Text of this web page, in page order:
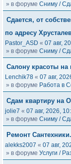
» в форуме Сниму /
Сдается, от
по адресу
Pastor_ASD « 07 авг,
» в форуме Сниму /
Салону красоты на
Lenchik78 « 07 авг,
» в форуме Работа в
Сдам квартиру на
jolie7 « 07 авг, 2026,
» в форуме Сниму /
Ремонт
alekks2007 « 07 авг,
» в форуме Услуги /